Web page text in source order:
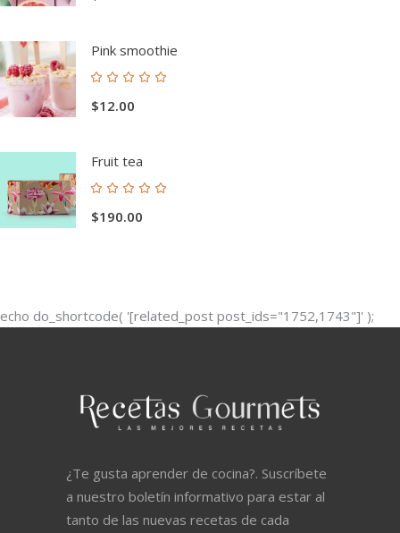
5.00
Pink smoothie
5.00
$12.00
Fruit tea
5.00
$190.00
echo do_shortcode( '[related_post post_ids="1752,1743"]' );
¿Te gusta aprender de cocina?. Suscríbete
a nuestro boletín informativo para estar al
tanto de las nuevas recetas de cada